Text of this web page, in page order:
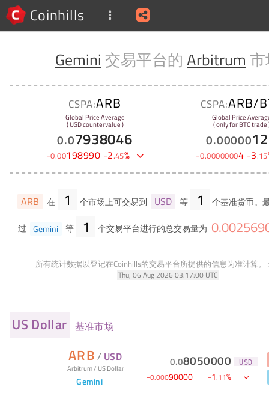
Coinhills
Gemini 交易平台的 Arbitrum
CSPA:ARB
Global Price Average
( USD countervalue )
0.07938046
-0.00198990 -2.45%
CSPA:ARB/
Global Price
( only for BTC trade
0.00000
-0.00000004 -3.15
ARB 在 1 个市场上可交易到 USD 等 1 个基准货币。
过 Gemini 等 1 个交易平台进行的总交易量为 0.
所有统计数据以登记在Coinhills的交易平台所提供的信息为准计算。
Thu, 06 Aug 2026 03:17:00 UTC
US Dollar 基准市场
ARB / USD
Arbitrum/ US Dollar
Gemini
0.08050000 USD
-0.00090000 -1.11%